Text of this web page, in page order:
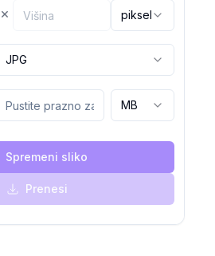
× piksel
JPG
MB
Spremeni sliko
Prenesi